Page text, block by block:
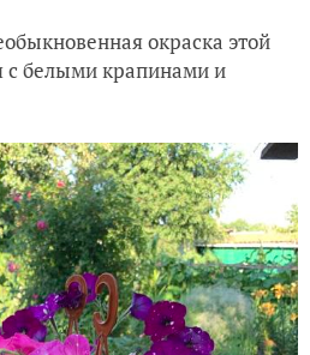
окраска этой
с белыми крапинами и